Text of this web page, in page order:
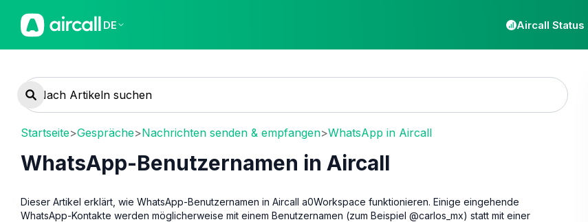
DE Aircall Status
Startseite>Gespräche>Nachrichten senden & empfangen>WhatsApp in Aircall
WhatsApp-Benutzernamen in Aircall
Dieser Artikel erklärt, wie WhatsApp-Benutzernamen in Aircall a0Workspace funktionieren. Einige eingehende
WhatsApp-Kontakte werden möglicherweise mit einem Benutzernamen (zum Beispiel @carlos_mx) statt mit einer